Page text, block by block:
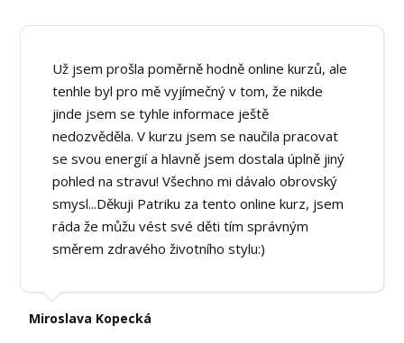
Už jsem prošla poměrně hodně online kurzů, ale
tenhle byl pro mě vyjímečný v tom, že nikde
jinde jsem se tyhle informace ještě
nedozvěděla. V kurzu jsem se naučila pracovat
se svou energií a hlavně jsem dostala úplně jiný
pohled na stravu! Všechno mi dávalo obrovský
smysl...Děkuji Patriku za tento online kurz, jsem
ráda že můžu vést své děti tím správným
směrem zdravého životního stylu:)
Miroslava Kopecká